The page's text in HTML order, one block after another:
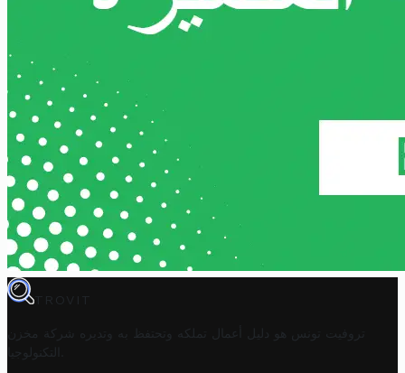
TROVIT
تروفيت تونس هو دليل أعمال تملكه وتحتفظ به وتديره
شركة مخزن
التكنولوجيا